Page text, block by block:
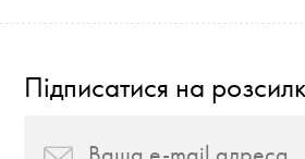
Підписатися на